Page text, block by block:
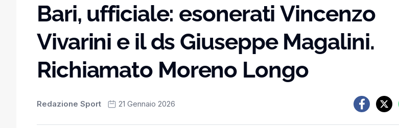
Bari, ufficiale: esonerati Vincenzo
Vivarini e il ds Giuseppe Magalini.
Richiamato Moreno Longo
Redazione Sport 21 Gennaio 2026